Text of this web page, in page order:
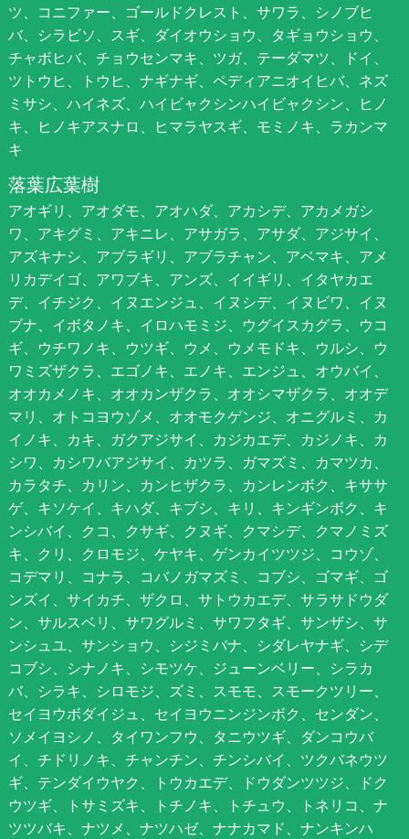
ツ、コニファー、ゴールドクレスト、サワラ、シノブヒ
バ、シラビソ、スギ、ダイオウショウ、タギョウショウ、
チャボヒバ、チョウセンマキ、ツガ、テーダマツ、ドイ、
ツトウヒ、トウヒ、ナギナギ、ペディアニオイヒバ、ネズ
ミサシ、ハイネズ、ハイビャクシンハイビャクシン、ヒノ
キ、ヒノキアスナロ、ヒマラヤスギ、モミノキ、ラカンマ
キ
落葉広葉樹
アオギリ、アオダモ、アオハダ、アカシデ、アカメガシ
ワ、アキグミ、アキニレ、アサガラ、アサダ、アジサイ、
アズキナシ、アブラギリ、アブラチャン、アベマキ、アメ
リカデイゴ、アワブキ、アンズ、イイギリ、イタヤカエ
デ、イチジク、イヌエンジュ、イヌシデ、イヌビワ、イヌ
ブナ、イボタノキ、イロハモミジ、ウグイスカグラ、ウコ
ギ、ウチワノキ、ウツギ、ウメ、ウメモドキ、ウルシ、ウ
ワミズザクラ、エゴノキ、エノキ、エンジュ、オウバイ、
オオカメノキ、オオカンザクラ、オオシマザクラ、オオデ
マリ、オトコヨウゾメ、オオモクゲンジ、オニグルミ、カ
イノキ、カキ、ガクアジサイ、カジカエデ、カジノキ、カ
シワ、カシワバアジサイ、カツラ、ガマズミ、カマツカ、
カラタチ、カリン、カンヒザクラ、カンレンボク、キササ
ゲ、キソケイ、キハダ、キブシ、キリ、キンギンボク、キ
ンシバイ、クコ、クサギ、クヌギ、クマシデ、クマノミズ
キ、クリ、クロモジ、ケヤキ、ゲンカイツツジ、コウゾ、
コデマリ、コナラ、コバノガマズミ、コブシ、ゴマギ、ゴ
ンズイ、サイカチ、ザクロ、サトウカエデ、サラサドウダ
ン、サルスベリ、サワグルミ、サワフタギ、サンザシ、サ
ンシュユ、サンショウ、シジミバナ、シダレヤナギ、シデ
コブシ、シナノキ、シモツケ、ジューンベリー、シラカ
バ、シラキ、シロモジ、ズミ、スモモ、スモークツリー、
セイヨウボダイジュ、セイヨウニンジンボク、センダン、
ソメイヨシノ、タイワンフウ、タニウツギ、ダンコウバ
イ、チドリノキ、チャンチン、チンシバイ、ツクバネウツ
ギ、テンダイウヤク、トウカエデ、ドウダンツツジ、ドク
ウツギ、トサミズキ、トチノキ、トチュウ、トネリコ、ナ
ツツバキ、ナツメ、ナツハゼ、ナナカマド、ナンキンハ